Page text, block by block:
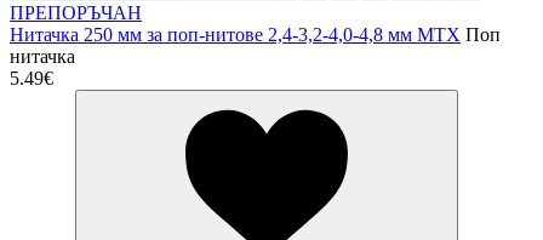
ПРЕПОРЪЧАН
Нитачка 250 мм за поп-нитове 2,4-3,2-4,0-4,8 мм MTX Поп
нитачка
5.49€